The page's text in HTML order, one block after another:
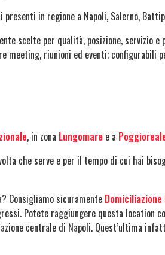
in regione a Napoli, Salerno,
scelte per qualità, posizione, servizio
riunioni ed eventi; configurabili
, in zona Lungomare e a
che serve e per il tempo di cui hai
Consigliamo sicuramente
Potete raggiungere questa location
centrale di Napoli. Quest’ultima